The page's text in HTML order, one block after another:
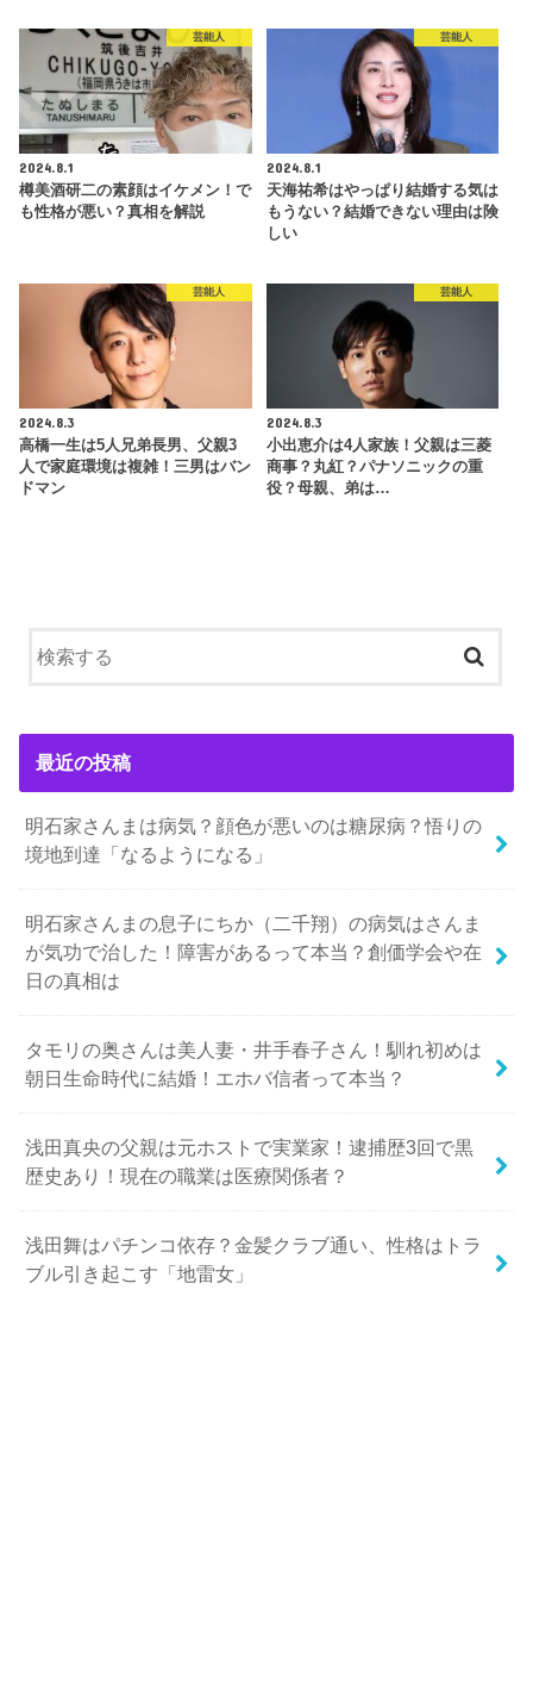
芸能人
2024.8.1
樽美酒研二の素顔はイケメン！で
も性格が悪い？真相を解説
芸能人
2024.8.1
天海祐希はやっぱり結婚する気は
もうない？結婚できない理由は険
しい
芸能人
2024.8.3
高橋一生は5人兄弟長男、父親3
人で家庭環境は複雑！三男はバン
ドマン
芸能人
2024.8.3
小出恵介は4人家族！父親は三菱
商事？丸紅？パナソニックの重
役？母親、弟は…
最近の投稿
明石家さんまは病気？顔色が悪いのは糖尿病？悟りの
境地到達「なるようになる」
明石家さんまの息子にちか（二千翔）の病気はさんま
が気功で治した！障害があるって本当？創価学会や在
日の真相は
タモリの奥さんは美人妻・井手春子さん！馴れ初めは
朝日生命時代に結婚！エホバ信者って本当？
浅田真央の父親は元ホストで実業家！逮捕歴3回で黒
歴史あり！現在の職業は医療関係者？
浅田舞はパチンコ依存？金髪クラブ通い、性格はトラ
ブル引き起こす「地雷女」